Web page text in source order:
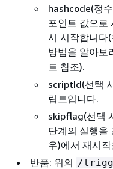
hashcode(정
포인트 값으로
시 시작합니다
방법을 알아보
트 참조).
scriptId(선택
립트입니다.
skipflag(선택
단계의 실행을
우)에서 재시
반품: 위의 /